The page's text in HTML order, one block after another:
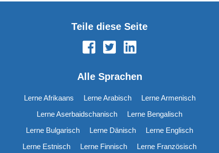
Teile diese Seite
Alle Sprachen
Lerne Afrikaans Lerne Arabisch
Lerne Armenisch
Lerne Aserbaidschanisch
Lerne Bengalisch
Lerne Bulgarisch
Lerne Dänisch
Lerne Englisch
Lerne Estnisch
Lerne Finnisch
Lerne Französisch